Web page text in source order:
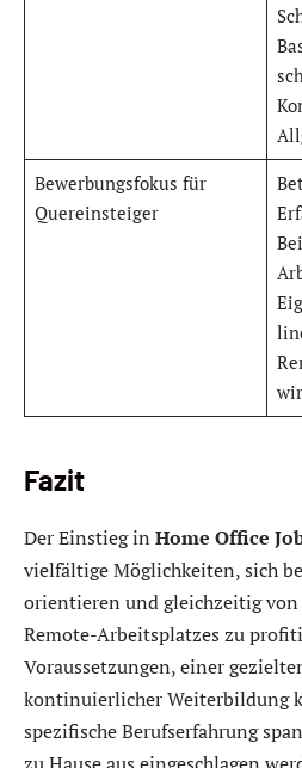
Bewerbungsfokus für
Quereinsteiger
Fazit
Der Einstieg in Home Office
vielfältige Möglichkeiten, sich
orientieren und gleichzeitig
Remote-Arbeitsplatzes zu
Voraussetzungen, einer
kontinuierlicher Weiterbildung
spezifische Berufserfahrung